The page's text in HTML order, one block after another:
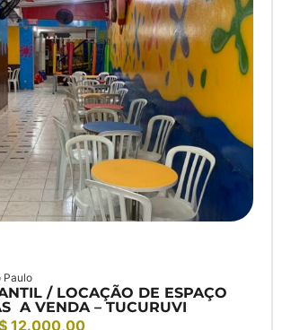
Paulo
/ LOCAÇÃO DE ESPAÇO
A VENDA – TUCURUVI
12.000,00